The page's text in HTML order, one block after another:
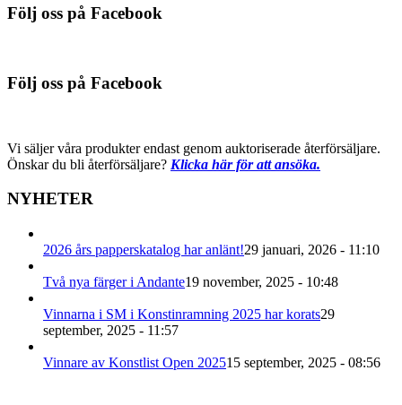
Följ oss på Facebook
Följ oss på Facebook
Vi säljer våra produkter endast genom auktoriserade återförsäljare.
Önskar du bli återförsäljare? Klicka här för att ansöka.
NYHETER
2026 års papperskatalog har anlänt!29 januari, 2026 - 11:10
Två nya färger i Andante19 november, 2025 - 10:48
Vinnarna i SM i Konstinramning 2025 har korats29
september, 2025 - 11:57
Vinnare av Konstlist Open 202515 september, 2025 - 08:56